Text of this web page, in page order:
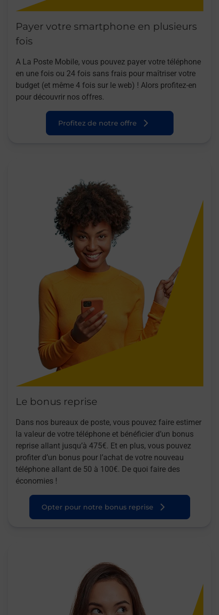
Payer votre smartphone en plusieurs
fois
A La Poste Mobile, vous pouvez payer votre téléphone
en une fois ou 24 fois sans frais pour maîtriser votre
budget (et même 4 fois sur le web) ! Alors profitez-en
pour découvrir nos offres.
Profitez de notre offre
Le bonus reprise
Dans nos bureaux de poste, vous pouvez faire estimer
la valeur de votre téléphone et bénéficier d’un bonus
reprise allant jusqu’à 475€. Et en plus, vous pouvez
profiter d’un bonus pour l’achat de votre nouveau
téléphone allant de 50 à 100€. De quoi faire des
économies !
Opter pour notre bonus reprise